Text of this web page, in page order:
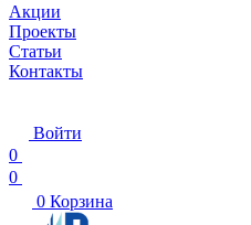
Акции
Проекты
Статьи
Контакты
Войти
0
0
0 Корзина